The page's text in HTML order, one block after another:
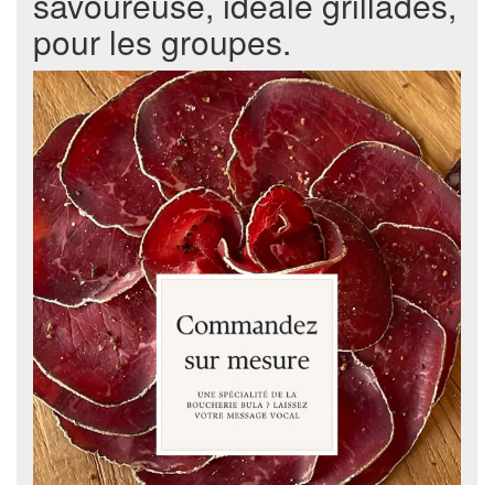
pour les groupes.